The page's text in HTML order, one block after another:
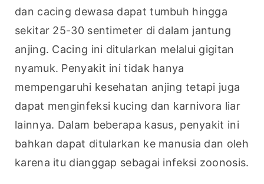
dan cacing dewasa dapat tumbuh hingga
sekitar 25-30 sentimeter di dalam jantung
anjing. Cacing ini ditularkan melalui gigitan
nyamuk. Penyakit ini tidak hanya
mempengaruhi kesehatan anjing tetapi juga
dapat menginfeksi kucing dan karnivora liar
lainnya. Dalam beberapa kasus, penyakit ini
bahkan dapat ditularkan ke manusia dan oleh
karena itu dianggap sebagai infeksi zoonosis.